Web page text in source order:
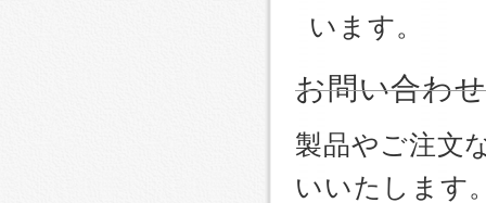
います。
お問い合わせ
製品やご注文
いいたします